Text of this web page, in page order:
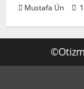
Mustafa Ün